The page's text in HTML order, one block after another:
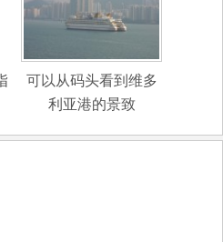
可以从码头看到维多
利亚港的景致